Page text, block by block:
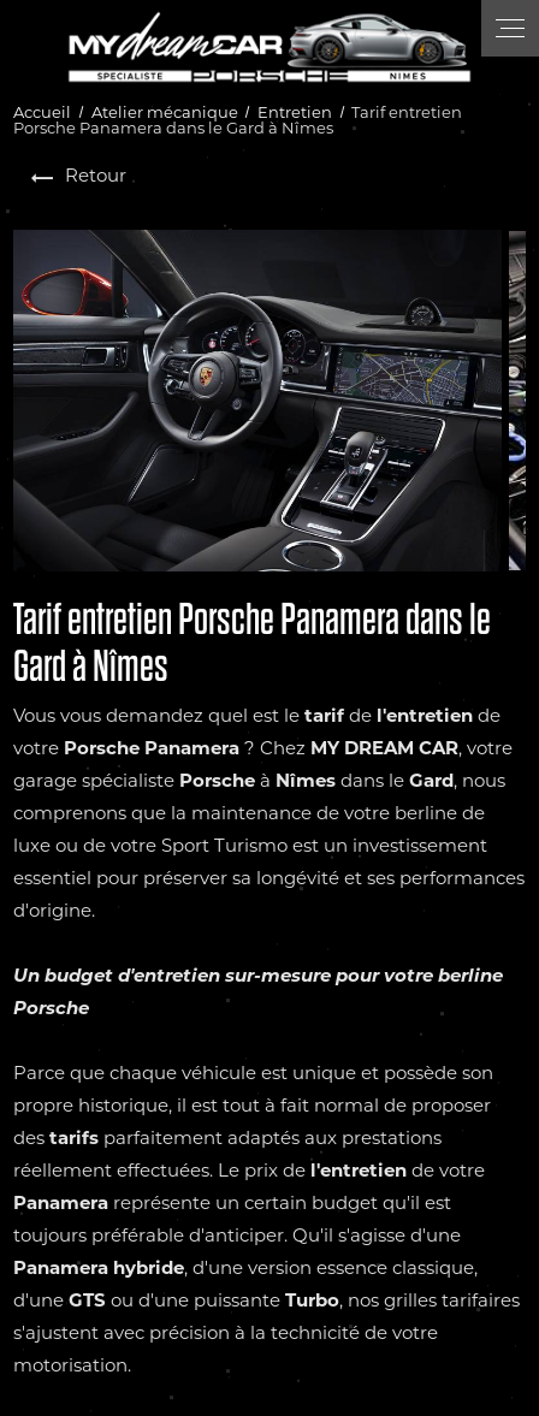
Accueil Atelier mécanique Entretien
Tarif entretien
Porsche Panamera dans le Gard à Nîmes
Retour
Tarif entretien Porsche Panamera dans le
Gard à Nîmes
Vous vous demandez quel est letarifde l'entretiende
votre Porsche Panamera? Chez MY DREAM CAR, votre
garage spécialiste Porscheà Nîmesdans leGard , nous
comprenons que la maintenance de votre berline de
luxe ou de votre Sport Turismo est un investissement
essentiel pour préserver sa longévité et ses performances
d'origine.
Un budgetd'entretiensur-mesure pour votre berline
Porsche
Parce que chaque véhicule est unique et possède son
propre historique, il est tout à fait normal de proposer
destarifs parfaitement adaptés aux prestations
réellement effectuées. Le prix de l'entretiende votre
Panamera représente un certain budget qu'il est
toujours préférable d'anticiper. Qu'il s'agisse d'une
Panamera hybride, d'une version essence classique,
d'uneGTS ou d'une puissanteTurbo, nos grilles tarifaires
s'ajustent avec précision à la technicité de votre
motorisation.
Panneau de gestion des cookies